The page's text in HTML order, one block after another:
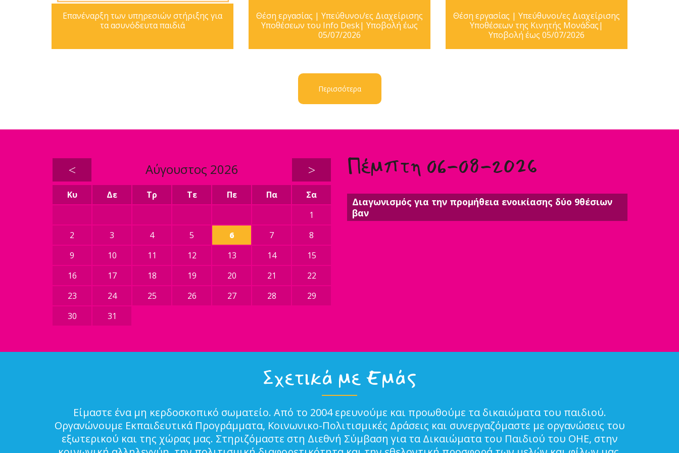
Επανέναρξη των υπηρεσιών στήριξης για
τα ασυνόδευτα παιδιά
Θέση εργασίας | Υπεύθυνοι/ες Διαχείρισης
Υποθέσεων του Info Desk| Υποβολή έως
05/07/2026
Θέση εργασίας | Υπεύθυνοι/ες Διαχείρισης
Υποθέσεων της Κινητής Μονάδας|
Υποβολή έως 05/07/2026
Περισσότερα
< Αύγουστος 2026 >
Κυ Δε Τρ Τε Πε Πα
Σα
1
2
3 4 5 6 7
8
9
10 11 12 13 14
15
16
17 18 19 20 21
22
23
24 25 26 27 28
29
30
31
Πέμπτη 06-08-2026
Διαγωνισμός για την προμήθεια ενοικίασης δύο 9θέσιων
βαν
Σχετικά με Εμάς
Είμαστε ένα μη κερδοσκοπικό σωματείο. Από το 2004 ερευνούμε και προωθούμε τα δικαιώματα του παιδιού.
Οργανώνουμε Εκπαιδευτικά Προγράμματα, Κοινωνικο-Πολιτισμικές Δράσεις και συνεργαζόμαστε με οργανώσεις του
εξωτερικού και της χώρας μας. Στηριζόμαστε στη Διεθνή Σύμβαση για τα Δικαιώματα του Παιδιού του ΟΗΕ, στην